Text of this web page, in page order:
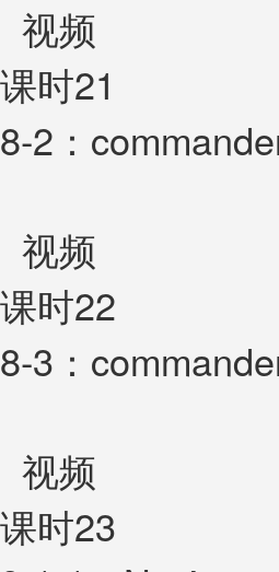
视频
课时21
8-2：
视频
课时22
8-3：
视频
课时23